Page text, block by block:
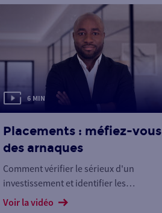
6 MIN
Placements : méfiez-vous
des arnaques
Comment vérifier le sérieux d'un
investissement et identifier les
placements douteux ?
Voir la vidéo